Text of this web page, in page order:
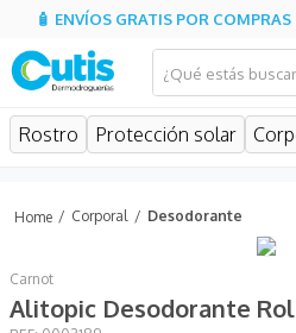
🧴 ENVÍOS GRATIS POR
¿Qué estás
Rostro Protección solar
Corporal Desodorante
Carnot
Alitopic Desodorante
MÁS BUSCADOS